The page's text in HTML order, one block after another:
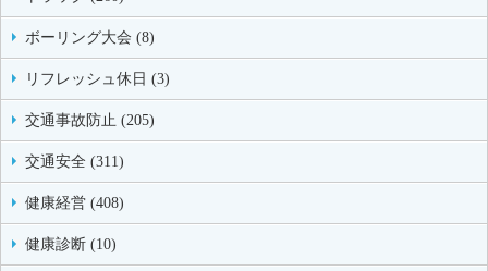
ボーリング大会 (8)
リフレッシュ休日 (3)
交通事故防止 (205)
交通安全 (311)
健康経営 (408)
健康診断 (10)